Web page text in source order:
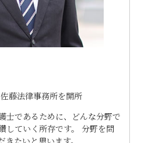
藤法律事務所を開所
士であるために、どんな分野で
していく所存です。 分野を問
たいと思います。